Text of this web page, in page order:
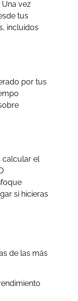
vez
tus
incluidos
por tus
calcular el
si hicieras
de las más